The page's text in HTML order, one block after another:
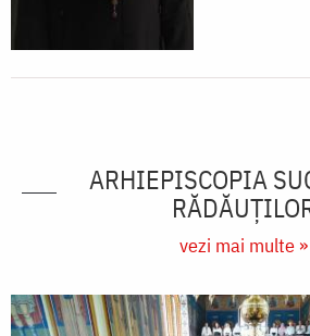
ARHIEPISCOPIA
vezi mai multe »